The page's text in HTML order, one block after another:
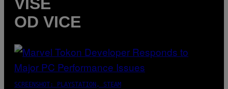
OD VICE
SCREENSHOT: PLAYSTATION, STEAM